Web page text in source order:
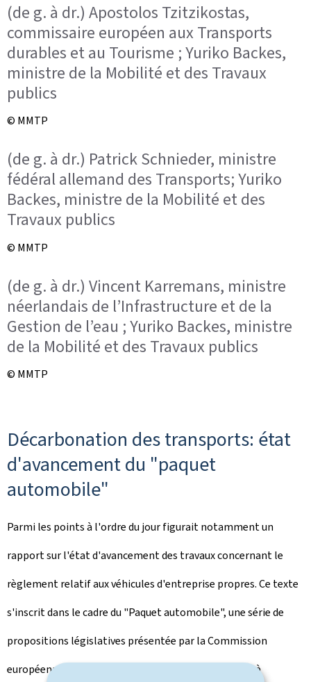
(de g. à dr.) Apostolos Tzitzikostas,
commissaire européen aux Transports
durables et au Tourisme ; Yuriko Backes,
ministre de la Mobilité et des Travaux
publics
© MMTP
(de g. à dr.) Patrick Schnieder, ministre
fédéral allemand des Transports; Yuriko
Backes, ministre de la Mobilité et des
Travaux publics
© MMTP
(de g. à dr.) Vincent Karremans, ministre
néerlandais de l’Infrastructure et de la
Gestion de l’eau ; Yuriko Backes, ministre
de la Mobilité et des Travaux publics
© MMTP
Décarbonation des transports: état
d'avancement du "paquet
automobile"
Parmi les points à l'ordre du jour figurait notamment un
rapport sur l'état d'avancement des travaux concernant le
règlement relatif aux véhicules d'entreprise propres. Ce texte
s'inscrit dans le cadre du "Paquet automobile", une série de
propositions législatives présentée par la Commission
européenne en décembre 2025. Ces initiatives visent à